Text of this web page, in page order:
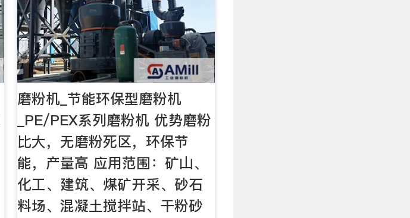
磨粉机_节能环保型磨粉机
_PE/PEX系列磨粉机 优势磨粉
比大，无磨粉死区，环保节
能，产量高 应用范围：矿山、
化工、建筑、煤矿开采、砂石
料场、混凝土搅拌站、干粉砂